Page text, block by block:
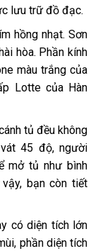
lưu trữ đồ đạc.
hồng nhạt. Sơn
hòa. Phần kính
màu trắng của
Lotte của Hàn
tủ đều không
45 độ, người
mở tủ như bình
bạn còn tiết
có diện tích lớn
phần diện tích